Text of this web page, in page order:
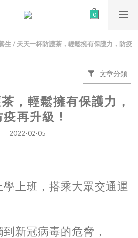
生 / 天天一杯防護茶，輕鬆擁有保護力，防疫
文章分類
，輕鬆擁有保護力，
疫再升級 !
2022-02-05
上班，搭乘大眾交通運
新冠病毒的危脅，